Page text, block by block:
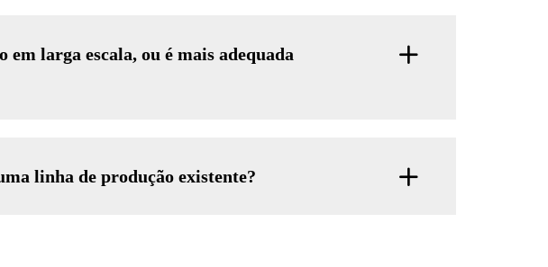
larga escala, ou é mais adequada
linha de produção existente?